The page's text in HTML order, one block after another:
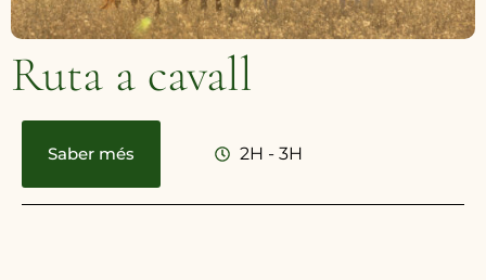
Ruta a cavall
Saber més 2H - 3H